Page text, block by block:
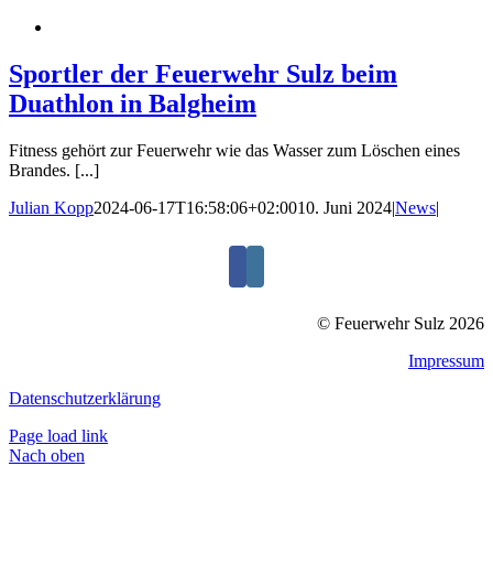
Sportler der Feuerwehr Sulz beim
Duathlon in Balgheim
Fitness gehört zur Feuerwehr wie das Wasser zum Löschen eines
Brandes. [...]
Julian Kopp2024-06-17T16:58:06+02:0010. Juni 2024|News|
© Feuerwehr Sulz 2026
Impressum
Datenschutzerklärung
Page load link
Nach oben